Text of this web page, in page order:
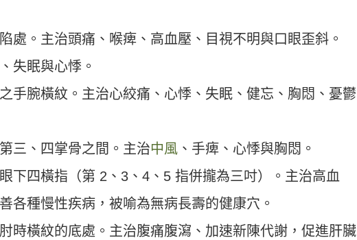
處。主治頭痛、喉痺、高血壓、目視不明與口眼歪斜。
失眠與心悸。
手腕橫紋。主治心絞痛、心悸、失眠、健忘、胸悶、憂鬱
三、四掌骨之間。主治中風 、手痺、心悸與胸悶。
下四橫指（第 2、3、4、5 指併攏為三吋）。主治高血
各種慢性疾病，被喻為無病長壽的健康穴。
時橫紋的底處。主治腹痛腹瀉、加速新陳代謝，促進肝臟